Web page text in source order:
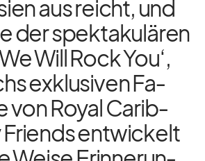
aus reicht, und
der spek­ta­ku­lä­ren
Will Rock You‘,
ex­klu­si­ven Fa­
von Royal Ca­rib­
ent­wi­ckelt